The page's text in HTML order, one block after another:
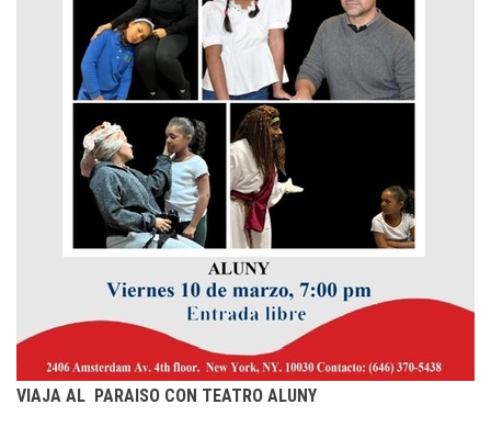
VIAJA AL PARAISO CON TEATRO ALUNY